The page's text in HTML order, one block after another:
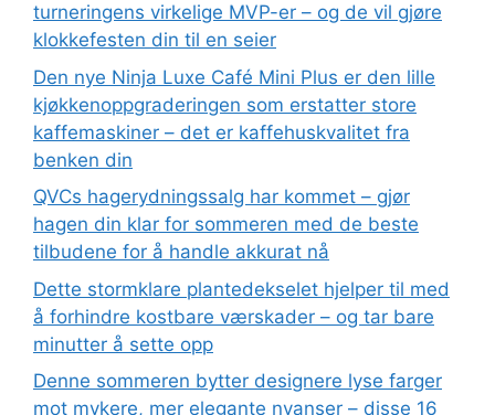
turneringens virkelige MVP-er – og de vil gjøre
klokkefesten din til en seier
Den nye Ninja Luxe Café Mini Plus er den lille
kjøkkenoppgraderingen som erstatter store
kaffemaskiner – det er kaffehuskvalitet fra
benken din
QVCs hagerydningssalg har kommet – gjør
hagen din klar for sommeren med de beste
tilbudene for å handle akkurat nå
Dette stormklare plantedekselet hjelper til med
å forhindre kostbare værskader – og tar bare
minutter å sette opp
Denne sommeren bytter designere lyse farger
mot mykere, mer elegante nyanser – disse 16